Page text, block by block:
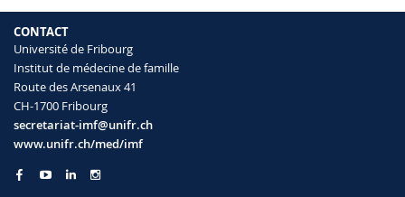
CONTACT
Université de Fribourg
Institut de médecine de famille
Route des Arsenaux 41
CH-1700 Fribourg
secretariat-imf@unifr.ch
www.unifr.ch/med/imf